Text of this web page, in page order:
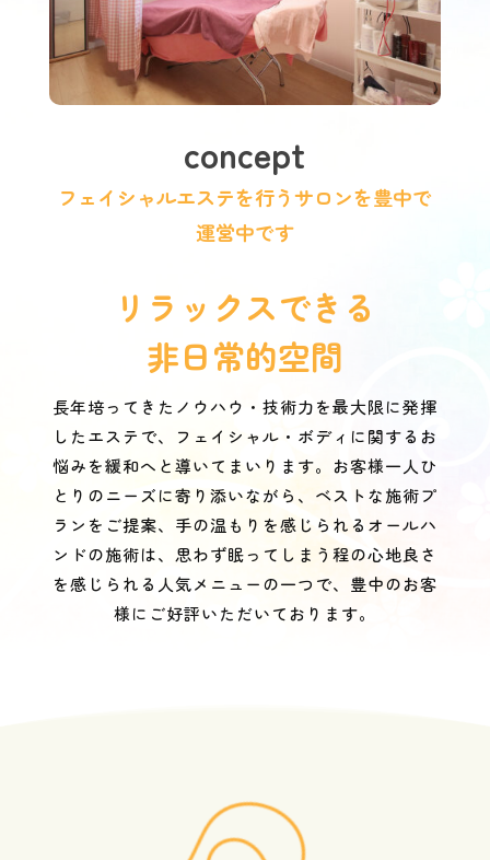
concept
フェイシャルエステを行うサロンを豊中で
運営中です
リラックスできる
非日常的空間
長年培ってきたノウハウ・技術力を最大限に発揮
したエステで、フェイシャル・ボディに関するお
悩みを緩和へと導いてまいります。お客様一人ひ
とりのニーズに寄り添いながら、ベストな施術プ
ランをご提案、手の温もりを感じられるオールハ
ンドの施術は、思わず眠ってしまう程の心地良さ
を感じられる人気メニューの一つで、豊中のお客
様にご好評いただいております。